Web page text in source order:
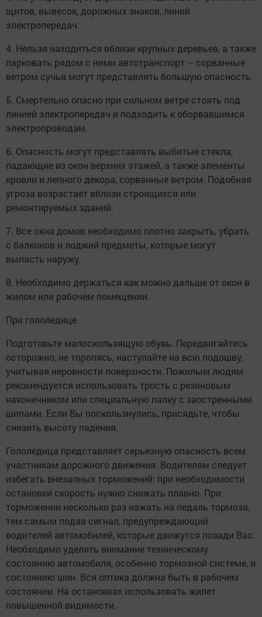
щитов, вывесок, дорожных знаков, линий
электропередач.
4. Нельзя находиться вблизи крупных деревьев, а также
парковать рядом с ними автотранспорт – сорванные
ветром сучья могут представлять большую опасность.
5. Смертельно опасно при сильном ветре стоять под
линией электропередач и подходить к оборвавшимся
электропроводам.
6. Опасность могут представлять выбитые стекла,
падающие из окон верхних этажей, а также элементы
кровли и лепного декора, сорванные ветром. Подобная
угроза возрастает вблизи строящихся или
ремонтируемых зданий.
7. Все окна домов необходимо плотно закрыть, убрать
с балконов и лоджий предметы, которые могут
выпасть наружу.
8. Необходимо держаться как можно дальше от окон в
жилом или рабочем помещении.
При гололедице
Подготовьте малоскользящую обувь. Передвигайтесь
осторожно, не торопясь, наступайте на всю подошву,
учитывая неровности поверхности. Пожилым людям
рекомендуется использовать трость с резиновым
наконечником или специальную палку с заостренными
шипами. Если Вы поскользнулись, присядьте, чтобы
снизить высоту падения.
Гололедица представляет серьезную опасность всем
участникам дорожного движения. Водителям следует
избегать внезапных торможений: при необходимости
остановки скорость нужно снижать плавно. При
торможении несколько раз нажать на педаль тормоза,
тем самым подав сигнал, предупреждающий
водителей автомобилей, которые движутся позади Вас.
Необходимо уделить внимание техническому
состоянию автомобиля, особенно тормозной системе, и
состоянию шин. Вся оптика должна быть в рабочем
состоянии. На остановках использовать жилет
повышенной видимости.